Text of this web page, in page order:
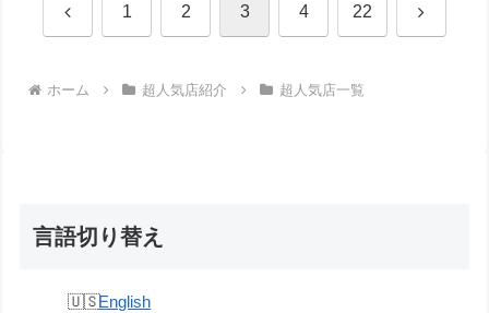
前 1 2 3 4 22 次
ホーム 超人気店紹介 超人気店一覧
言語切り替え
English